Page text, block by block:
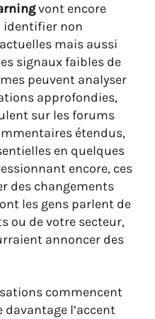
vont encore
identifier non
mais aussi
signaux faibles de
peuvent analyser
approfondies,
sur les forums
étendus,
en quelques
encore, ces
des changements
les gens parlent de
ou de votre secteur,
annoncer des
commencent
l’accent